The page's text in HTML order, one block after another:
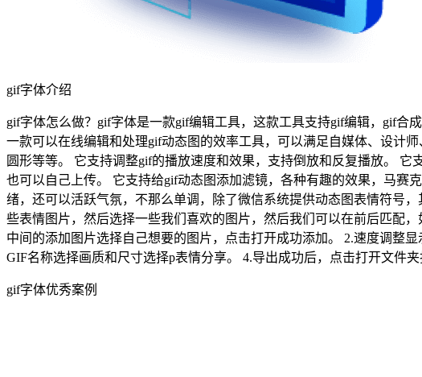
gif字体介绍
gif字体怎么做？gif字体是一款gif编辑工具，这款工具支持gif编辑，gif合
一款可以在线编辑和处理gif动态图的效率工具，可以满足自媒体、设计
圆形等等。 它支持调整gif的播放速度和效果，支持倒放和反复播放。
也可以自己上传。 它支持给gif动态图添加滤镜，各种有趣的效果，马赛
绪，还可以活跃气氛，不那么单调，除了微信系统提供动态图表情符号
些表情图片，然后选择一些我们喜欢的图片，然后我们可以在前后匹配
中间的添加图片选择自己想要的图片，点击打开成功添加。 2.速度调整
GIF名称选择画质和尺寸选择p表情分享。 4.导出成功后，点击打开文件
gif字体优秀案例